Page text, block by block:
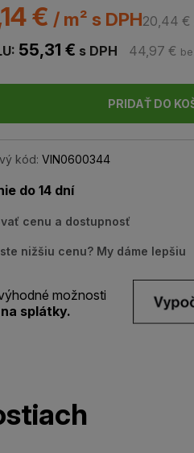
€ / m² s DPH20,44 €
55,31 € s DPH 44,97 €
PRIDAŤ DO
kód: VIN0600344
do 14 dní
cenu a dostupnosť
nižšiu cenu? My dáme lepšiu
možnosti
splátky.